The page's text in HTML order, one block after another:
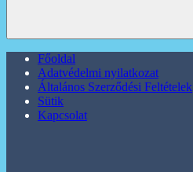
Főoldal
Adatvédelmi nyilatkozat
Általános Szerződési Feltételek
Sütik
Kapcsolat